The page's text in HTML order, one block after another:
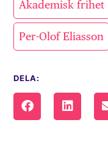
Akademisk frihet
Per-Olof Eliasson
DELA: